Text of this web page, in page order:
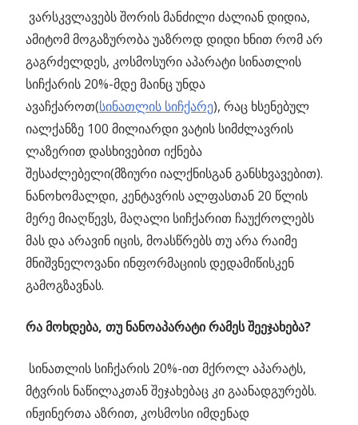
ვარსკვლავებს შორის მანძილი ძალიან დიდია,
ამიტომ მოგაზურობა უაზროდ დიდი ხნით რომ არ
გაგრძელდეს, კოსმოსური აპარატი სინათლის
სიჩქარის 20%-მდე მაინც უნდა
ავაჩქაროთ(სინათლის სიჩქარე), რაც ხსენებულ
იალქანზე 100 მილიარდი ვატის სიმძლავრის
ლაზერით დასხივებით იქნება
შესაძლებელი(მზიური იალქნისგან განსხვავებით).
ნანოხომალდი, კენტავრის ალფასთან 20 წლის
მერე მიაღწევს, მაღალი სიჩქარით ჩაუქროლებს
მას და არავინ იცის, მოასწრებს თუ არა რაიმე
მნიშვნელოვანი ინფორმაციის დედამიწისკენ
გამოგზავნას.
რა მოხდება, თუ ნანოაპარატი რამეს შეეჯახება?
სინათლის სიჩქარის 20%-ით მქროლ აპარატს,
მტვრის ნაწილაკთან შეჯახებაც კი გაანადგურებს.
ინჟინერთა აზრით, კოსმოსი იმდენად